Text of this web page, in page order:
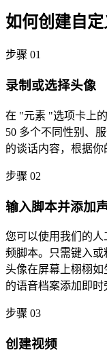
如何创建自
步骤 01
录制或选择头像
在 "元素 "选项卡上
50 多个不同性别、
的谈话内容，根据你
步骤 02
输入脚本并添加
您可以使用我们的
频脚本。只需键入
头像在屏幕上栩栩
的语音档案添加即时
步骤 03
创建视频